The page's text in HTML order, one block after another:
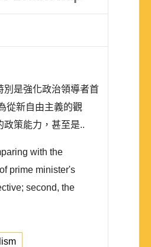
別是強化政治領導者首
從新自由主義的觀
策能力，甚至是..
with the
prime minister's
second, the